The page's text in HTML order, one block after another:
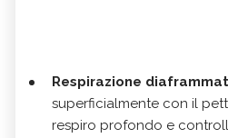
Respirazione
superficialmente con il
respiro profondo e